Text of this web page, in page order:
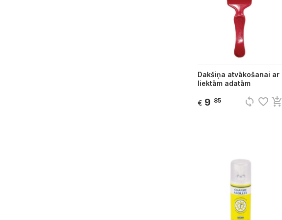
Dakšiņa atvākošanai ar
liektām adatām
€ 9 85 sync favorite_border add_shopping_cart